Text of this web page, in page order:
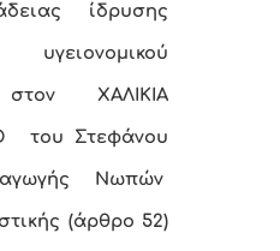
ίδρυσης
στον ΧΑΛΙΚΙΑ
του Στεφάνου
Νωπών
(άρθρο 52)